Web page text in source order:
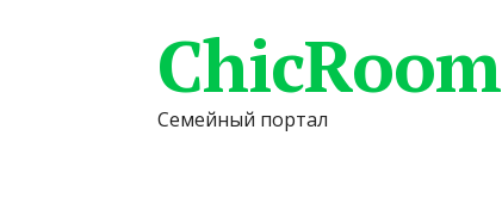
ChicRoom
Семейный портал